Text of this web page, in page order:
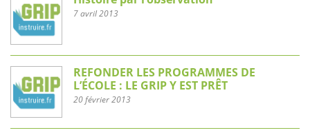
7 avril 2013
REFONDER LES PROGRAMMES DE
L’ÉCOLE : LE GRIP Y EST PRÊT
20 février 2013